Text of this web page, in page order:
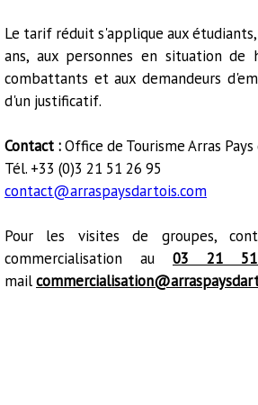
Le tarif réduit s'applique aux
ans, aux personnes en situation de
combattants et aux demandeurs
d'un justificatif.
Contact :Office de Tourisme Arras
Tél. +33 (0)3 21 51 26 95
contact@arraspaysdartois.com
Pour les visites de groupes,
commercialisation au 03 21
mail